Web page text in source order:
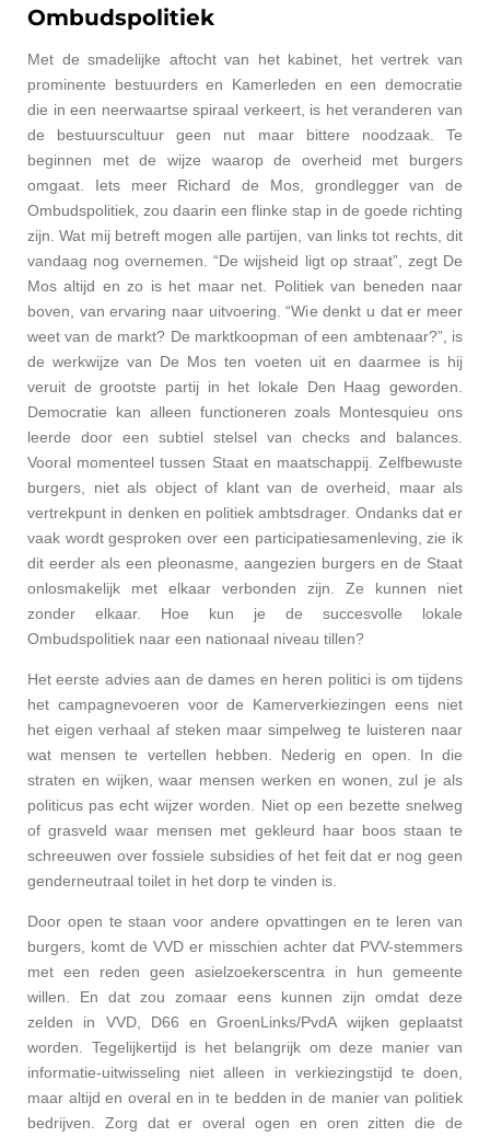
Ombudspolitiek
Met de smadelijke aftocht van het kabinet, het vertrek van
prominente bestuurders en Kamerleden en een democratie
die in een neerwaartse spiraal verkeert, is het veranderen van
de bestuurscultuur geen nut maar bittere noodzaak. Te
beginnen met de wijze waarop de overheid met burgers
omgaat. Iets meer Richard de Mos, grondlegger van de
Ombudspolitiek, zou daarin een flinke stap in de goede richting
zijn. Wat mij betreft mogen alle partijen, van links tot rechts, dit
vandaag nog overnemen. “De wijsheid ligt op straat”, zegt De
Mos altijd en zo is het maar net. Politiek van beneden naar
boven, van ervaring naar uitvoering. “Wie denkt u dat er meer
weet van de markt? De marktkoopman of een ambtenaar?”, is
de werkwijze van De Mos ten voeten uit en daarmee is hij
veruit de grootste partij in het lokale Den Haag geworden.
Democratie kan alleen functioneren zoals Montesquieu ons
leerde door een subtiel stelsel van checks and balances.
Vooral momenteel tussen Staat en maatschappij. Zelfbewuste
burgers, niet als object of klant van de overheid, maar als
vertrekpunt in denken en politiek ambtsdrager. Ondanks dat er
vaak wordt gesproken over een participatiesamenleving, zie ik
dit eerder als een pleonasme, aangezien burgers en de Staat
onlosmakelijk met elkaar verbonden zijn. Ze kunnen niet
zonder elkaar. Hoe kun je de succesvolle lokale
Ombudspolitiek naar een nationaal niveau tillen?
Het eerste advies aan de dames en heren politici is om tijdens
het campagnevoeren voor de Kamerverkiezingen eens niet
het eigen verhaal af steken maar simpelweg te luisteren naar
wat mensen te vertellen hebben. Nederig en open. In die
straten en wijken, waar mensen werken en wonen, zul je als
politicus pas echt wijzer worden. Niet op een bezette snelweg
of grasveld waar mensen met gekleurd haar boos staan te
schreeuwen over fossiele subsidies of het feit dat er nog geen
genderneutraal toilet in het dorp te vinden is.
Door open te staan voor andere opvattingen en te leren van
burgers, komt de VVD er misschien achter dat PVV-stemmers
met een reden geen asielzoekerscentra in hun gemeente
willen. En dat zou zomaar eens kunnen zijn omdat deze
zelden in VVD, D66 en GroenLinks/PvdA wijken geplaatst
worden. Tegelijkertijd is het belangrijk om deze manier van
informatie-uitwisseling niet alleen in verkiezingstijd te doen,
maar altijd en overal en in te bedden in de manier van politiek
bedrijven.
Zorg dat er overal ogen en oren zitten die de